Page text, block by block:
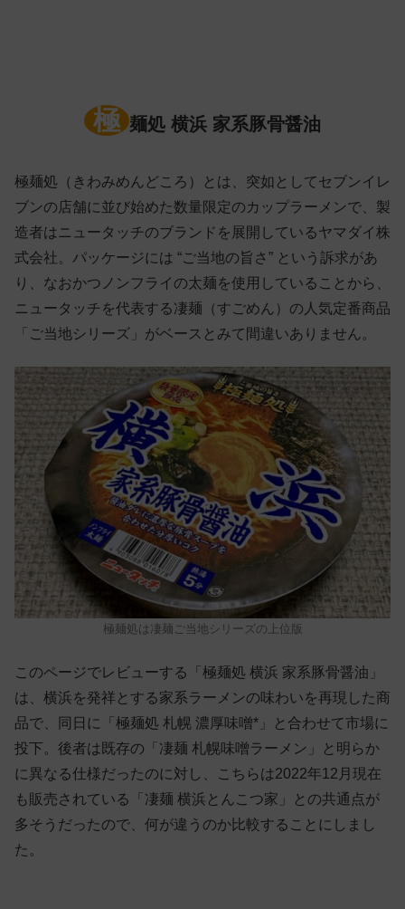
極 麺処 横浜 家系豚骨醤油
極麺処（きわみめんどころ）とは、突如としてセブンイレ
ブンの店舗に並び始めた数量限定のカップラーメンで、製
造者はニュータッチのブランドを展開しているヤマダイ株
式会社。パッケージには “ご当地の旨さ” という訴求があ
り、なおかつノンフライの太麺を使用していることから、
ニュータッチを代表する凄麺（すごめん）の人気定番商品
「ご当地シリーズ」がベースとみて間違いありません。
極麺処は凄麺ご当地シリーズの上位版
このページでレビューする「極麺処 横浜 家系豚骨醤油」
は、横浜を発祥とする家系ラーメンの味わいを再現した商
品で、同日に「極麺処 札幌 濃厚味噌*」と合わせて市場に
投下。後者は既存の「凄麺 札幌味噌ラーメン」と明らか
に異なる仕様だったのに対し、こちらは2022年12月現在
も販売されている「凄麺 横浜とんこつ家」との共通点が
多そうだったので、何が違うのか比較することにしまし
た。